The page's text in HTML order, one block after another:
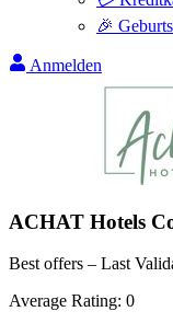
🎉
Anmelden
ACHAT Hotels
Best offers – Last
Average Rating: 0